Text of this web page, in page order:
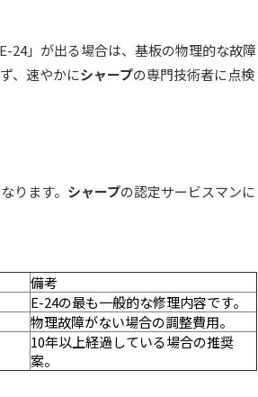
24」が出る場合は、基板の物理的な故障
、速やかにシャープの専門技術者に点検
ります。 シャープの認定サービスマンに
備考
E-24の最も一般的な修理内容です。
物理故障がない場合の調整費用。
10年以上経過している場合の推奨
案。